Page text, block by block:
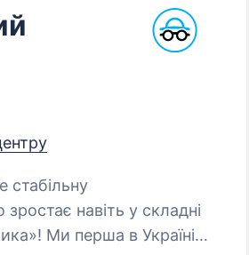
навіть у складні
Ми перша в Україні